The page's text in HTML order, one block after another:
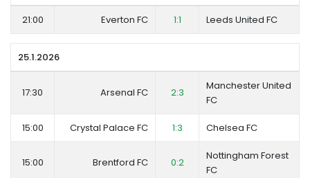
21:00 Everton FC 1:1 Leeds United FC
25.1.2026
17:30 Arsenal FC 2:3
Manchester United
FC
15:00 Crystal Palace FC 1:3 Chelsea FC
15:00 Brentford FC 0:2
Nottingham Forest
FC